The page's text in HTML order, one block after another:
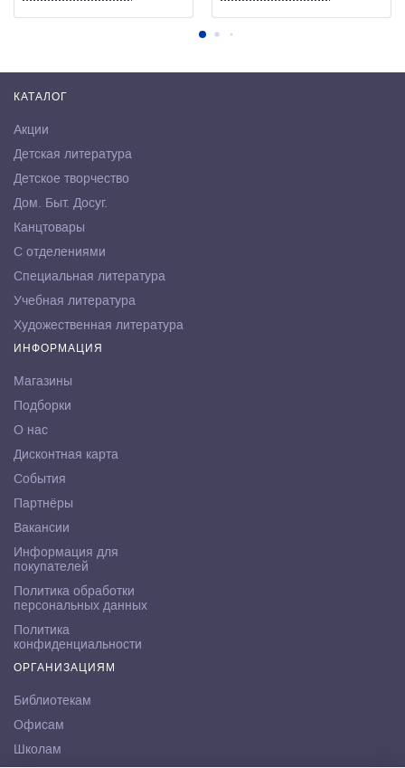
КАТАЛОГ
Акции
Детская литература
Детское творчество
Дом. Быт. Досуг.
Канцтовары
С отделениями
Специальная литература
Учебная литература
Художественная литература
ИНФОРМАЦИЯ
Магазины
Подборки
О нас
Дисконтная карта
События
Партнёры
Вакансии
Информация для
покупателей
Политика обработки
персональных данных
Политика
конфиденциальности
ОРГАНИЗАЦИЯМ
Библиотекам
Офисам
Школам